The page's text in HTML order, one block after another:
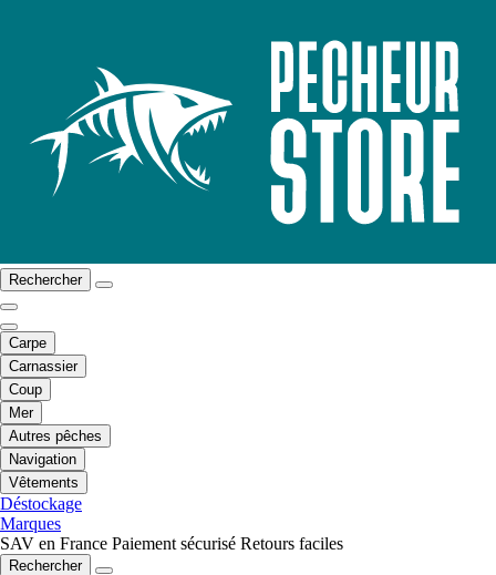
Rechercher
Carpe
Carnassier
Coup
Mer
Autres pêches
Navigation
Vêtements
Déstockage
Marques
SAV en France Paiement sécurisé Retours faciles
Rechercher